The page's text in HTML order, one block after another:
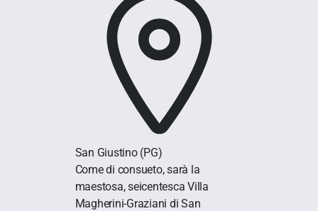
San Giustino (PG)
Come di consueto, sarà la
maestosa, seicentesca Villa
Magherini-Graziani di San